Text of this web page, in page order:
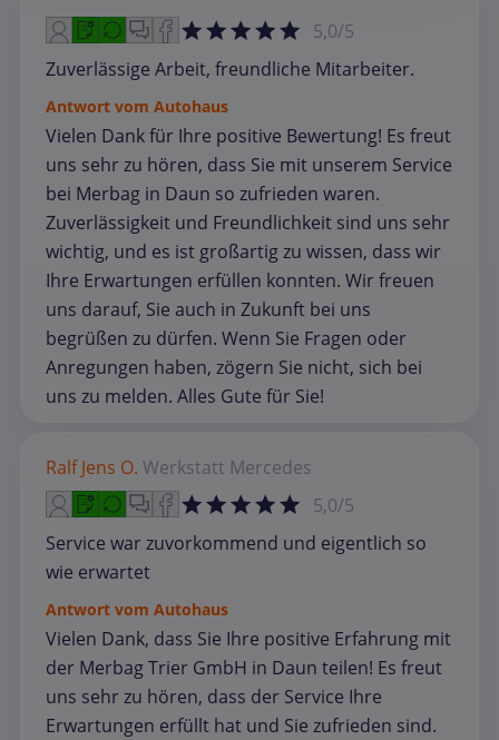
5,0/5
Zuverlässige Arbeit, freundliche Mitarbeiter.
Antwort vom Autohaus
Vielen Dank für Ihre positive Bewertung! Es freut
uns sehr zu hören, dass Sie mit unserem Service
bei Merbag in Daun so zufrieden waren.
Zuverlässigkeit und Freundlichkeit sind uns sehr
wichtig, und es ist großartig zu wissen, dass wir
Ihre Erwartungen erfüllen konnten. Wir freuen
uns darauf, Sie auch in Zukunft bei uns
begrüßen zu dürfen. Wenn Sie Fragen oder
Anregungen haben, zögern Sie nicht, sich bei
uns zu melden. Alles Gute für Sie!
Ralf Jens O. Werkstatt Mercedes
5,0/5
Service war zuvorkommend und eigentlich so
wie erwartet
Antwort vom Autohaus
Vielen Dank, dass Sie Ihre positive Erfahrung mit
der Merbag Trier GmbH in Daun teilen! Es freut
uns sehr zu hören, dass der Service Ihre
Erwartungen erfüllt hat und Sie zufrieden sind.